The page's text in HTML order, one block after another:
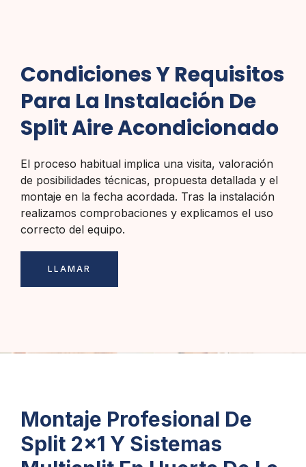
Condiciones Y Requisitos
Para La Instalación De
Split Aire Acondicionado
El proceso habitual implica una visita, valoración
de posibilidades técnicas, propuesta detallada y el
montaje en la fecha acordada. Tras la instalación
realizamos comprobaciones y explicamos el uso
correcto del equipo.
LLAMAR
Montaje Profesional De
Split 2x1 Y Sistemas